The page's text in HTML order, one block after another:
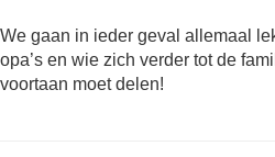
We gaan in ieder geval allemaal
opa’s en wie zich verder tot de
voortaan moet delen!